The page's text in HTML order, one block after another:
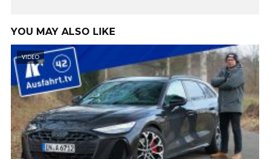
YOU MAY ALSO LIKE
VIDEO